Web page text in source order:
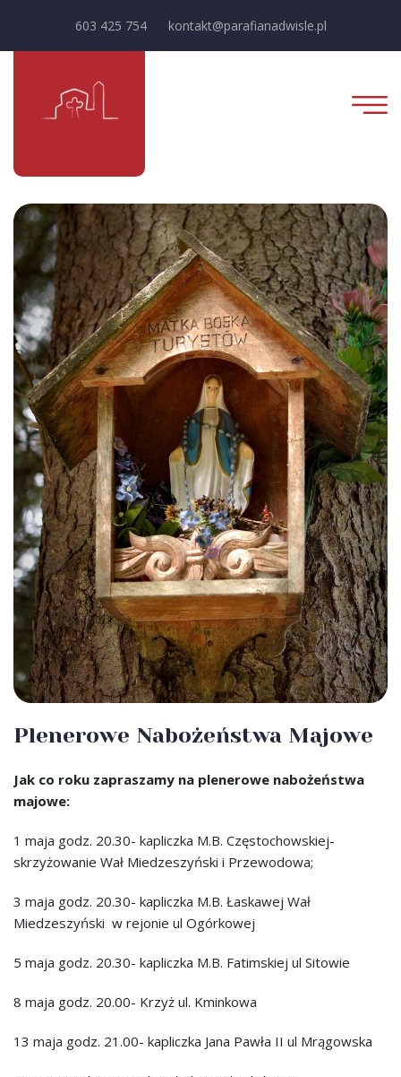
603 425 754 kontakt@parafianadwisle.pl
Plenerowe Nabożeństwa Majowe
Jak co roku zapraszamy na plenerowe nabożeństwa
majowe:
1 maja godz. 20.30- kapliczka M.B. Częstochowskiej-
skrzyżowanie Wał Miedzeszyński i Przewodowa;
3 maja godz. 20.30- kapliczka M.B. Łaskawej Wał
Miedzeszyński w rejonie ul Ogórkowej
5 maja godz. 20.30- kapliczka M.B. Fatimskiej ul Sitowie
8 maja godz. 20.00- Krzyż ul. Kminkowa
13 maja godz. 21.00- kapliczka Jana Pawła II ul Mrągowska